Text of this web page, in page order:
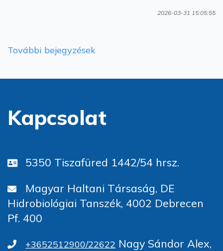
2026-03-31 15:05:55
További bejegyzések
Kapcsolat
5350 Tiszafüred 1442/54 hrsz.
Magyar Haltani Társaság, DE
Hidrobiológiai Tanszék, 4002 Debrecen
Pf. 400
+3652512900/22622 Nagy Sándor Alex,